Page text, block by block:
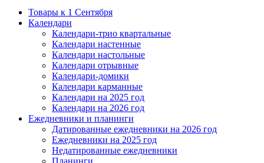
Товары к 1 Сентября
Календари
Календари-трио квартальные
Календари настенные
Календари настольные
Календари отрывные
Календари-домики
Календари карманные
Календари на 2025 год
Календари на 2026 год
Ежедневники и планинги
Датированные ежедневники на 2026 год
Ежедневники на 2025 год
Недатированные ежедневники
Планинги